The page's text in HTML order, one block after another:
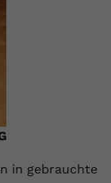
in gebrauchten